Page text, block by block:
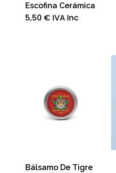
Escofina Cerámica
5,50 € IVA Inc
Bálsamo De Tigre